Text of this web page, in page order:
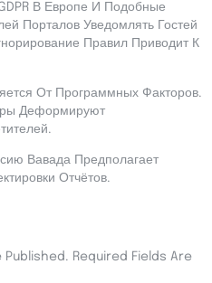
В Европе И Подобные
Порталов Уведомлять Гостей
Правил Приводит К
От Программных Факторов.
Деформируют
Вавада Предполагает
Отчётов.
Published. Required Fields Are